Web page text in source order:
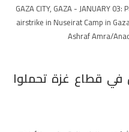
GAZA CITY, GAZA - JANUARY
airstrike in Nuseirat Camp in
Ashraf Amra/
قطاع غزة تحملوا